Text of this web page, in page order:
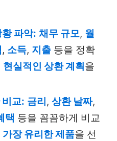
파악: 채무 규모, 월
, 소득, 지출 등을 정확
현실적인 상환 계획을
비교: 금리, 상환 날짜,
택 등을 꼼꼼하게 비교
장 유리한 제품을 선